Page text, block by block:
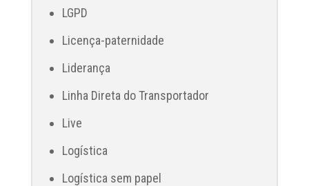
LGPD
Licença-paternidade
Liderança
Linha Direta do Transportador
Live
Logística
Logística sem papel